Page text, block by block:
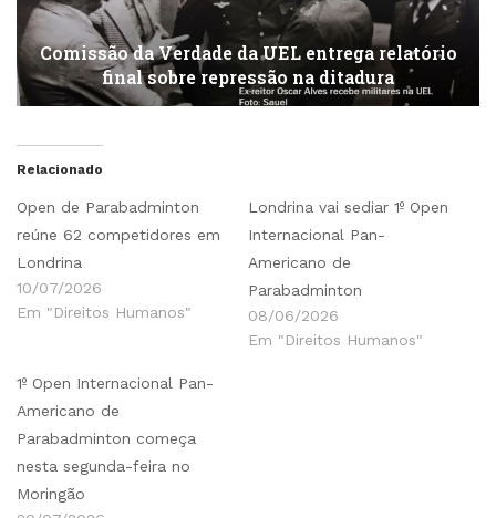
Comissão da Verdade da UEL entrega relatório
final sobre repressão na ditadura
Relacionado
Open de Parabadminton
reúne 62 competidores em
Londrina
10/07/2026
Em "Direitos Humanos"
Londrina vai sediar 1º Open
Internacional Pan-
Americano de
Parabadminton
08/06/2026
Em "Direitos Humanos"
1º Open Internacional Pan-
Americano de
Parabadminton começa
nesta segunda-feira no
Moringão